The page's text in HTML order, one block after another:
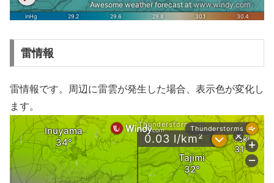
雷情報
雷情報です。周辺に雷雲が発生した場合、表示色が変化し
ます。